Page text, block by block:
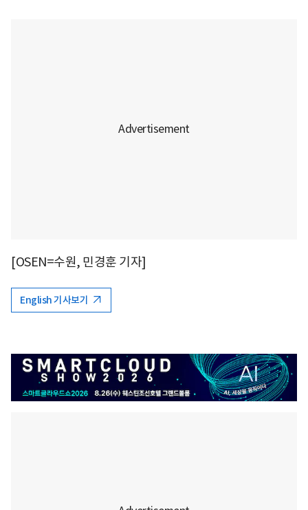
[OSEN=수원, 민경훈 기자]
English 기사보기